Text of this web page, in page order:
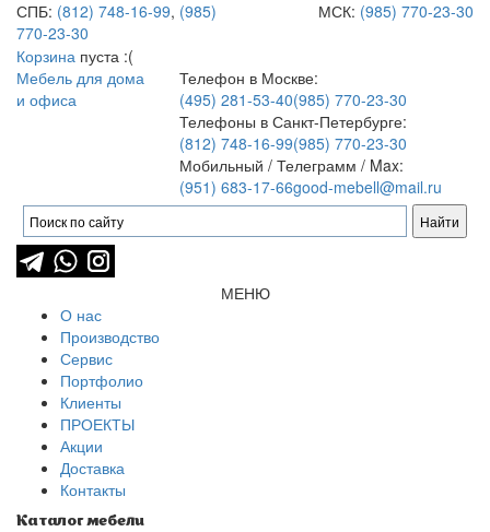
СПБ: (812) 748-16-99, (985)
770-23-30
МСК: (985) 770-23-30
Корзина пуста :(
Мебель для дома
и офиса
Телефон в Москве:
(495) 281-53-40(985) 770-23-30
Телефоны в Санкт-Петербурге:
(812) 748-16-99(985) 770-23-30
Мобильный / Телеграмм / Max:
(951) 683-17-66good-mebell@mail.ru
МЕНЮ
О нас
Производство
Сервис
Портфолио
Клиенты
ПРОЕКТЫ
Акции
Доставка
Контакты
Каталог мебели